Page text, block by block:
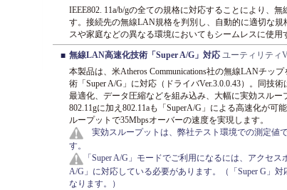
IEEE802. 11a/b/gの全ての規格に対応することにより、
す。接続先の無線LAN規格を判別し、自動的に適切な
スや家庭などの異なる環境においてもシームレスに使用
■ 無線LAN高速化技術「Super A/G」対応 ユーティリティ
本製品は、米Atheros Communications社の無線LANチッ
術「Super A/G」に対応（ドライバVer.3.0.0.43）。同技
最適化、データ圧縮などを組み込み、大幅に実効スルー
802.11gに加え802.11aも「SuperA/G」による高速化が可
ループットで35Mbpsオーバーの速度を実現します。
実効スループットは、弊社テスト環境での測定値
す。
「Super A/G」モードでご利用になるには、アクセ
A/G」に対応している必要があります。（「Super G」
なります。）